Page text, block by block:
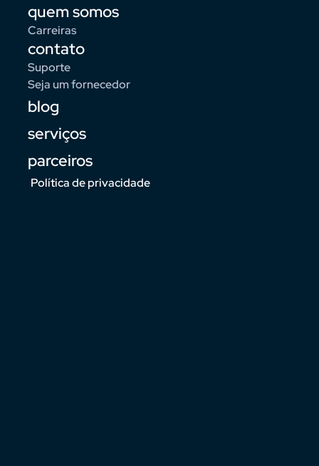
quem somos
Carreiras
contato
Suporte
Seja um fornecedor
blog
serviços
parceiros
Política de privacidade